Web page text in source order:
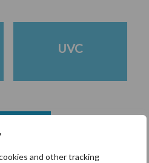
and other tracking
UVC